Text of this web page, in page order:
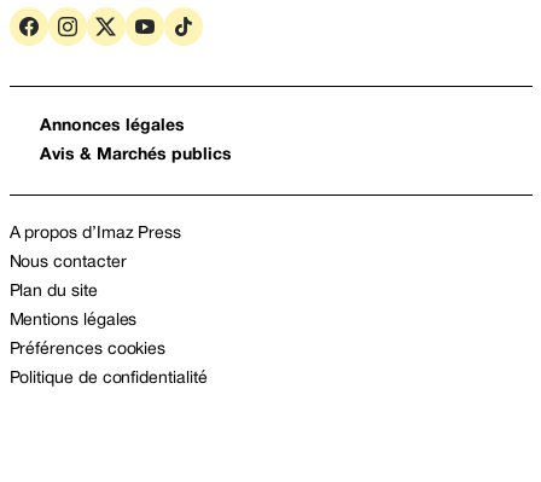
Annonces légales
Avis & Marchés publics
A propos d’Imaz Press
Nous contacter
Plan du site
Mentions légales
Préférences cookies
Politique de confidentialité